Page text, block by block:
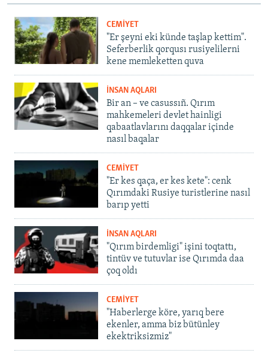
CEMİYET
"Er şeyni eki künde taşlap kettim".
Seferberlik qorqusı rusiyelilerni
kene memleketten quva
İNSAN AQLARI
Bir an – ve casussıñ. Qırım
mahkemeleri devlet hainligi
qabaatlavlarını daqqalar içinde
nasıl baqalar
CEMİYET
"Er kes qaça, er kes kete": cenk
Qırımdaki Rusiye turistlerine nasıl
barıp yetti
İNSAN AQLARI
"Qırım birdemligi" işini toqtattı,
tintüv ve tutuvlar ise Qırımda daa
çoq oldı
CEMİYET
"Haberlerge köre, yarıq bere
ekenler, amma biz bütünley
ekektriksizmiz"